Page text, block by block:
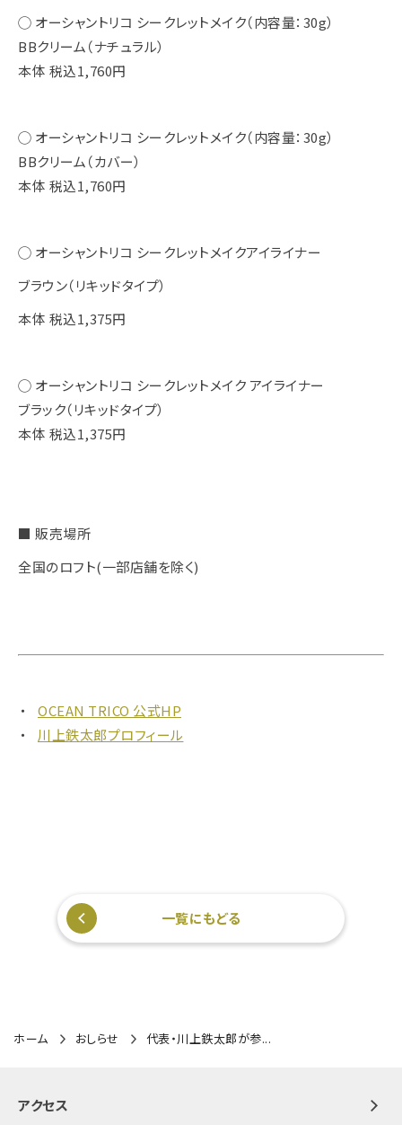
◯ オーシャントリコ シークレットメイク（内容量：30g）
BBクリーム（ナチュラル）
本体 税込1,760円
◯ オーシャントリコ シークレットメイク（内容量：30g）
BBクリーム（カバー）
本体 税込1,760円
◯ オーシャントリコ シークレットメイクアイライナー
ブラウン（リキッドタイプ）
本体 税込1,375円
◯ オーシャントリコ シークレットメイク アイライナー
ブラック（リキッドタイプ）
本体 税込1,375円
■ 販売場所
全国のロフト(一部店舗を除く)
OCEAN TRICO 公式HP
川上鉄太郎プロフィール
一覧にもどる
ホーム おしらせ 代表・川上鉄太郎が参...
アクセス